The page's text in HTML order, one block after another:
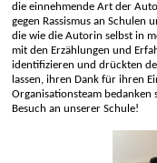
die einnehmende Art der
gegen Rassismus an
die wie die Autorin selbst in
mit den Erzählungen und
identifizieren und drückten
lassen, ihren Dank für ihren
Organisationsteam
Besuch an unserer Schule!